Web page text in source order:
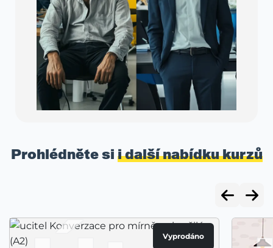
Prohlédněte si i další nabídku kurzů
Vyprodáno